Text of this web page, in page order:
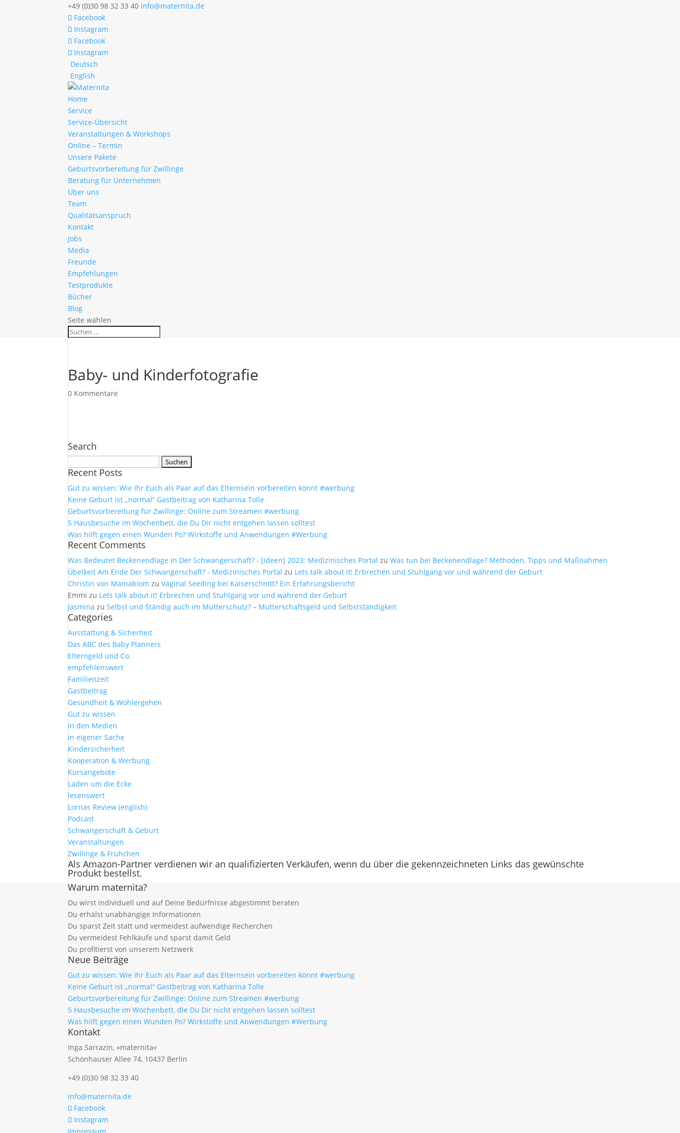
+49 (0)30 98 32 33 40 info@maternita.de
Facebook
Instagram
Facebook
Instagram
Deutsch
English
Home
Service
Service-Übersicht
Veranstaltungen & Workshops
Online – Termin
Unsere Pakete
Geburtsvorbereitung für Zwillinge
Beratung für Unternehmen
Über uns
Team
Qualitätsanspruch
Kontakt
Jobs
Media
Freunde
Empfehlungen
Testprodukte
Bücher
Blog
Seite wählen
Baby- und Kinderfotografie
0 Kommentare
Search
nach:
Recent Posts
Gut zu wissen: Wie Ihr Euch als Paar auf das Elternsein vorbereiten könnt #werbung
Keine Geburt ist „normal“ Gastbeitrag von Katharina Tolle
Geburtsvorbereitung für Zwillinge: Online zum Streamen #werbung
5 Hausbesuche im Wochenbett, die Du Dir nicht entgehen lassen solltest
Was hilft gegen einen Wunden Po? Wirkstoffe und Anwendungen #Werbung
Recent Comments
Was Bedeutet Beckenendlage In Der Schwangerschaft? - [Ideen] 2023: Medizinisches Portal zuWas tun bei Beckenendlage? Methoden, Tipps und Maßnahmen
Übelkeit Am Ende Der Schwangerschaft? - Medizinisches Portal zu Lets talk about it! Erbrechen und Stuhlgang vor und während der Geburt
Christin von Mamabiom zuVaginal Seeding bei Kaiserschnitt? Ein Erfahrungsbericht
Emmi zu Lets talk about it! Erbrechen und Stuhlgang vor und während der Geburt
Jasmina zuSelbst und Ständig auch im Mutterschutz? – Mutterschaftsgeld und Selbstständigkeit
Categories
Ausstattung & Sicherheit
Das ABC des Baby Planners
Elterngeld und Co.
empfehlenswert
Familienzeit
Gastbeitrag
Gesundheit & Wohlergehen
Gut zu wissen
in den Medien
in eigener Sache
Kindersicherheit
Kooperation & Werbung
Kursangebote
Laden um die Ecke
lesenswert
Lornas Review (english)
Podcast
Schwangerschaft & Geburt
Veranstaltungen
Zwillinge & Frühchen
Als Amazon-Partner verdienen wir an qualifizierten Verkäufen, wenn du über die gekennzeichneten Links das gewünschte
Produkt bestellst.
Warum maternita?
Du wirst individuell und auf Deine Bedürfnisse abgestimmt beraten
Du erhälst unabhängige Informationen
Du sparst Zeit statt und vermeidest aufwendige Recherchen
Du vermeidest Fehlkäufe und sparst damit Geld
Du profitierst von unserem Netzwerk
Neue Beiträge
Gut zu wissen: Wie Ihr Euch als Paar auf das Elternsein vorbereiten könnt #werbung
Keine Geburt ist „normal“ Gastbeitrag von Katharina Tolle
Geburtsvorbereitung für Zwillinge: Online zum Streamen #werbung
5 Hausbesuche im Wochenbett, die Du Dir nicht entgehen lassen solltest
Was hilft gegen einen Wunden Po? Wirkstoffe und Anwendungen #Werbung
Kontakt
Inga Sarrazin, »maternita«
Schönhauser Allee 74, 10437 Berlin
+49 (0)30 98 32 33 40
info@maternita.de
Facebook
Instagram